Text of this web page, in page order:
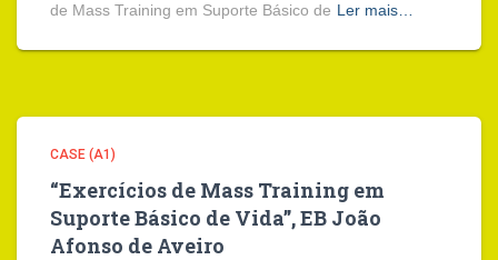
de Mass Training em Suporte Básico de Ler mais…
CASE (A1)
“Exercícios de Mass Training em
Suporte Básico de Vida”, EB João
Afonso de Aveiro